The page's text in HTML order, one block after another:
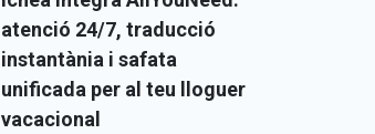
atenció 24/7, traducció
instantània i safata
unificada per al teu lloguer
vacacional